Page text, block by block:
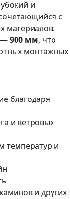
и
с
материалов.
—900 мм, что
монтажных
благодаря
и ветровых
температур и
и других